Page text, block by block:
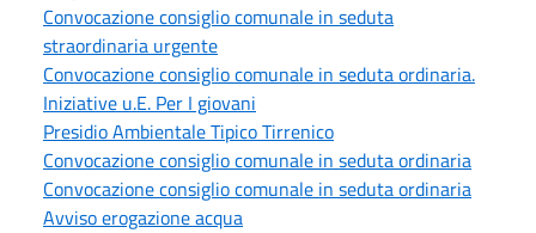
Convocazione consiglio comunale in seduta
straordinaria urgente
Convocazione consiglio comunale in seduta ordinaria.
Iniziative u.E. Per I giovani
Presidio Ambientale Tipico Tirrenico
Convocazione consiglio comunale in seduta ordinaria
Convocazione consiglio comunale in seduta ordinaria
Avviso erogazione acqua